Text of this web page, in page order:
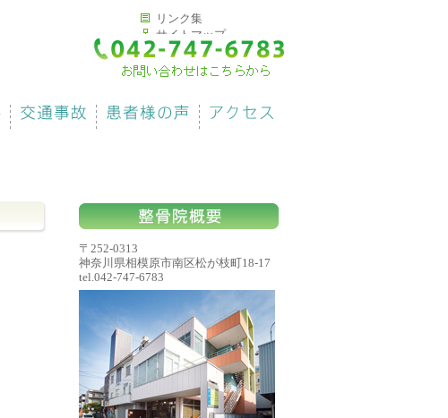
リンク集
サイトマップ
〒252-0313
神奈川県相模原市南区松が枝町18-17
tel.042-747-6783